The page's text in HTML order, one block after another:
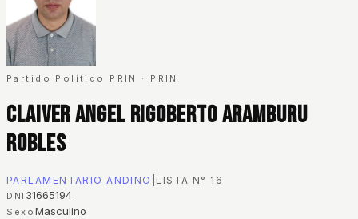
Partido Político PRIN · PRIN
Claiver Angel Rigoberto Aramburu
Robles
PARLAMENTARIO ANDINO LISTA N° 16
DNI 31665194
Sexo Masculino